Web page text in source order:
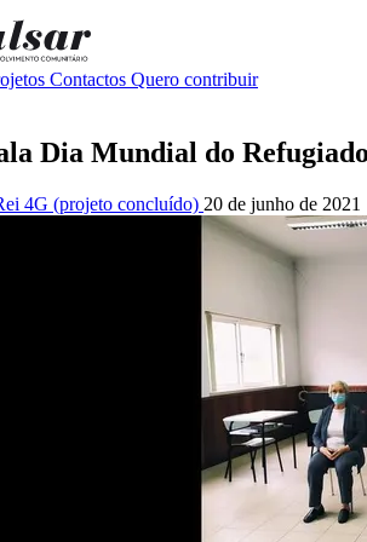
Contactos Quero contribuir
Dia Mundial do
4G (projeto concluído) 20 de junho de 2021